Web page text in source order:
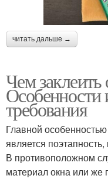
читать дальше →
Чем
Особенности
требования
Главной
является
В противоположном
материал окна или же